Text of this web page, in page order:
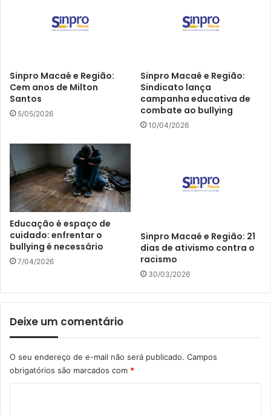
Sinpro Macaé e Região:
Cem anos de Milton
Santos
5/05/2026
Sinpro Macaé e Região:
Sindicato lança
campanha educativa de
combate ao bullying
10/04/2026
Educação é espaço de
cuidado: enfrentar o
bullying é necessário
7/04/2026
Sinpro Macaé e Região: 21
dias de ativismo contra o
racismo
30/03/2026
Deixe um comentário
O seu endereço de e-mail não será publicado. Campos
obrigatórios são marcados com *